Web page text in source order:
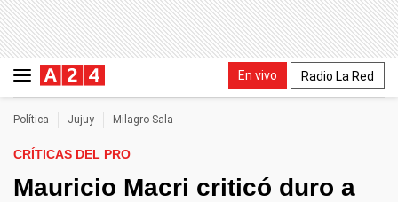
En vivo Radio La Red
Política Jujuy Milagro Sala
CRÍTICAS DEL PRO
Mauricio Macri criticó duro a